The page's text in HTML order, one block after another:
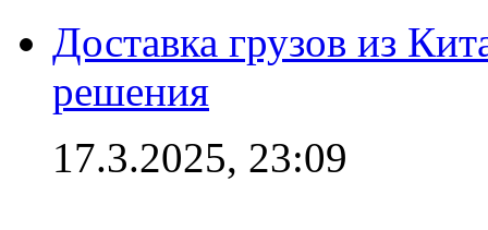
Доставка грузов из
решения
17.3.2025, 23:09